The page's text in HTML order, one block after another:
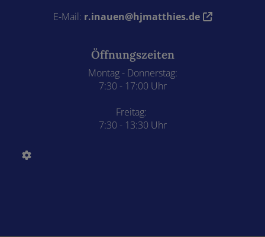
E-Mail: r.inauen@hjmatthies.de
Öffnungszeiten
Montag - Donnerstag:
7:30 - 17:00 Uhr
Freitag:
7:30 - 13:30 Uhr